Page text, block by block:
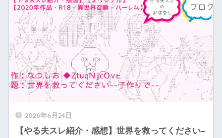
2026年6月24日
【やる夫スレ紹介・感想】世界を救ってください–